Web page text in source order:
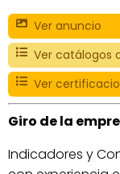
Ver anuncio
Ver catálogos
Ver
Giro de la
Indicadores y